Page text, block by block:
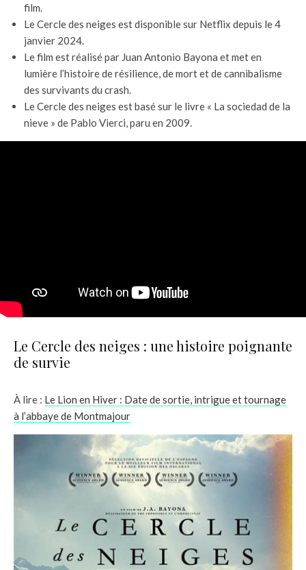
film.
Le Cercle des neiges est disponible sur Netflix depuis le 4
janvier 2024.
Le film est réalisé par Juan Antonio Bayona et met en
lumière l’histoire de résilience, de mort et de cannibalisme
des survivants du crash.
Le Cercle des neiges est basé sur le livre « La sociedad de la
nieve » de Pablo Vierci, paru en 2009.
Le Cercle des neiges : une histoire poignante
de survie
À lire : Le Lion en Hiver : Date de sortie, intrigue et tournage
à l’abbaye de Montmajour